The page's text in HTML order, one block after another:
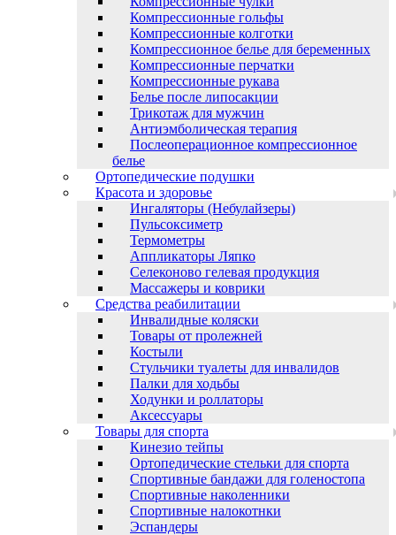
Компрессионные гольфы
Компрессионные колготки
Компрессионное белье для беременных
Компрессионные перчатки
Компрессионные рукава
Белье после липосакции
Трикотаж для мужчин
Антиэмболическая терапия
Послеоперационное компрессионное
белье
Ортопедические подушки
Красота и здоровье
Ингаляторы (Небулайзеры)
Пульсоксиметр
Термометры
Аппликаторы Ляпко
Селеконово гелевая продукция
Массажеры и коврики
Средства реабилитации
Инвалидные коляски
Товары от пролежней
Костыли
Стульчики туалеты для инвалидов
Палки для ходьбы
Ходунки и роллаторы
Аксессуары
Товары для спорта
Кинезио тейпы
Ортопедические стельки для спорта
Спортивные бандажи для голеностопа
Спортивные наколенники
Спортивные налокотнки
Эспандеры